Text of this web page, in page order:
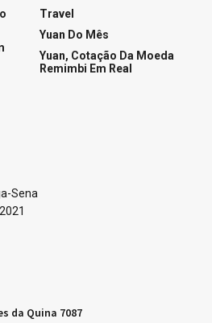
Travel
Yuan Do Mês
Yuan, Cotação Da Moeda
Remimbi Em Real
Sena
da Quina 7087